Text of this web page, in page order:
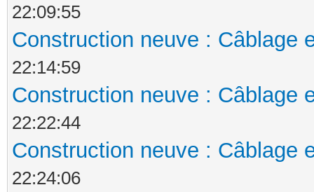
22:09:55
Construction neuve : Câblage
22:14:59
Construction neuve : Câblage
22:22:44
Construction neuve : Câblage
22:24:06